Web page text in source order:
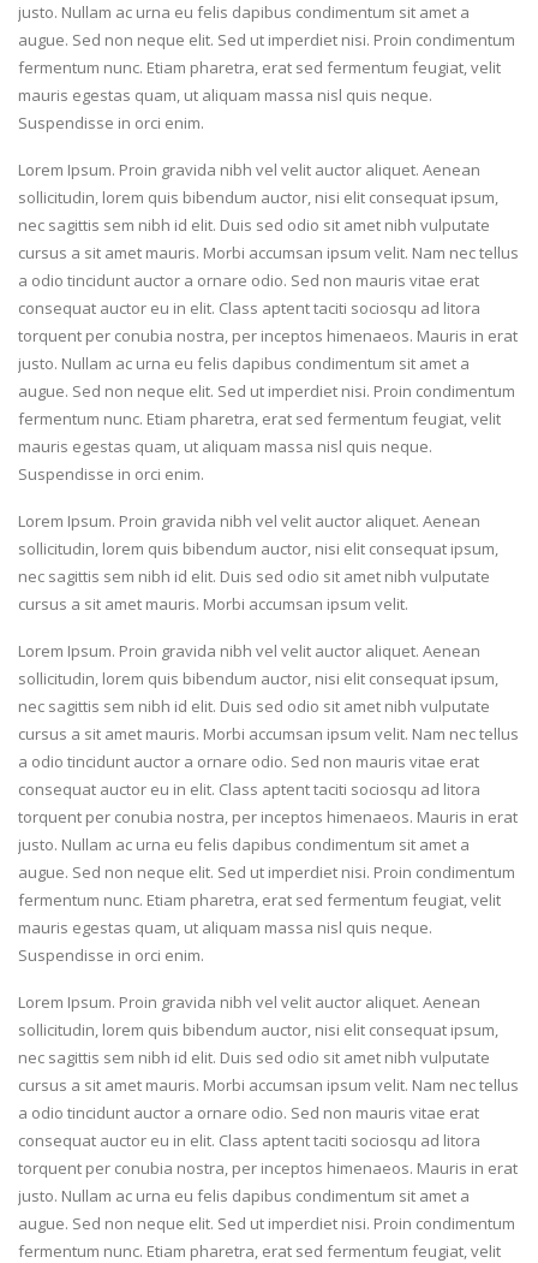
justo. Nullam ac urna eu felis dapibus condimentum sit amet a
augue. Sed non neque elit. Sed ut imperdiet nisi. Proin condimentum
fermentum nunc. Etiam pharetra, erat sed fermentum feugiat, velit
mauris egestas quam, ut aliquam massa nisl quis neque.
Suspendisse in orci enim.
Lorem Ipsum. Proin gravida nibh vel velit auctor aliquet. Aenean
sollicitudin, lorem quis bibendum auctor, nisi elit consequat ipsum,
nec sagittis sem nibh id elit. Duis sed odio sit amet nibh vulputate
cursus a sit amet mauris. Morbi accumsan ipsum velit. Nam nec tellus
a odio tincidunt auctor a ornare odio. Sed non mauris vitae erat
consequat auctor eu in elit. Class aptent taciti sociosqu ad litora
torquent per conubia nostra, per inceptos himenaeos. Mauris in erat
justo. Nullam ac urna eu felis dapibus condimentum sit amet a
augue. Sed non neque elit. Sed ut imperdiet nisi. Proin condimentum
fermentum nunc. Etiam pharetra, erat sed fermentum feugiat, velit
mauris egestas quam, ut aliquam massa nisl quis neque.
Suspendisse in orci enim.
Lorem Ipsum. Proin gravida nibh vel velit auctor aliquet. Aenean
sollicitudin, lorem quis bibendum auctor, nisi elit consequat ipsum,
nec sagittis sem nibh id elit. Duis sed odio sit amet nibh vulputate
cursus a sit amet mauris. Morbi accumsan ipsum velit.
Lorem Ipsum. Proin gravida nibh vel velit auctor aliquet. Aenean
sollicitudin, lorem quis bibendum auctor, nisi elit consequat ipsum,
nec sagittis sem nibh id elit. Duis sed odio sit amet nibh vulputate
cursus a sit amet mauris. Morbi accumsan ipsum velit. Nam nec tellus
a odio tincidunt auctor a ornare odio. Sed non mauris vitae erat
consequat auctor eu in elit. Class aptent taciti sociosqu ad litora
torquent per conubia nostra, per inceptos himenaeos. Mauris in erat
justo. Nullam ac urna eu felis dapibus condimentum sit amet a
augue. Sed non neque elit. Sed ut imperdiet nisi. Proin condimentum
fermentum nunc. Etiam pharetra, erat sed fermentum feugiat, velit
mauris egestas quam, ut aliquam massa nisl quis neque.
Suspendisse in orci enim.
Lorem Ipsum. Proin gravida nibh vel velit auctor aliquet. Aenean
sollicitudin, lorem quis bibendum auctor, nisi elit consequat ipsum,
nec sagittis sem nibh id elit. Duis sed odio sit amet nibh vulputate
cursus a sit amet mauris. Morbi accumsan ipsum velit. Nam nec tellus
a odio tincidunt auctor a ornare odio. Sed non mauris vitae erat
consequat auctor eu in elit. Class aptent taciti sociosqu ad litora
torquent per conubia nostra, per inceptos himenaeos. Mauris in erat
justo. Nullam ac urna eu felis dapibus condimentum sit amet a
augue. Sed non neque elit. Sed ut imperdiet nisi. Proin condimentum
fermentum nunc. Etiam pharetra, erat sed fermentum feugiat, velit